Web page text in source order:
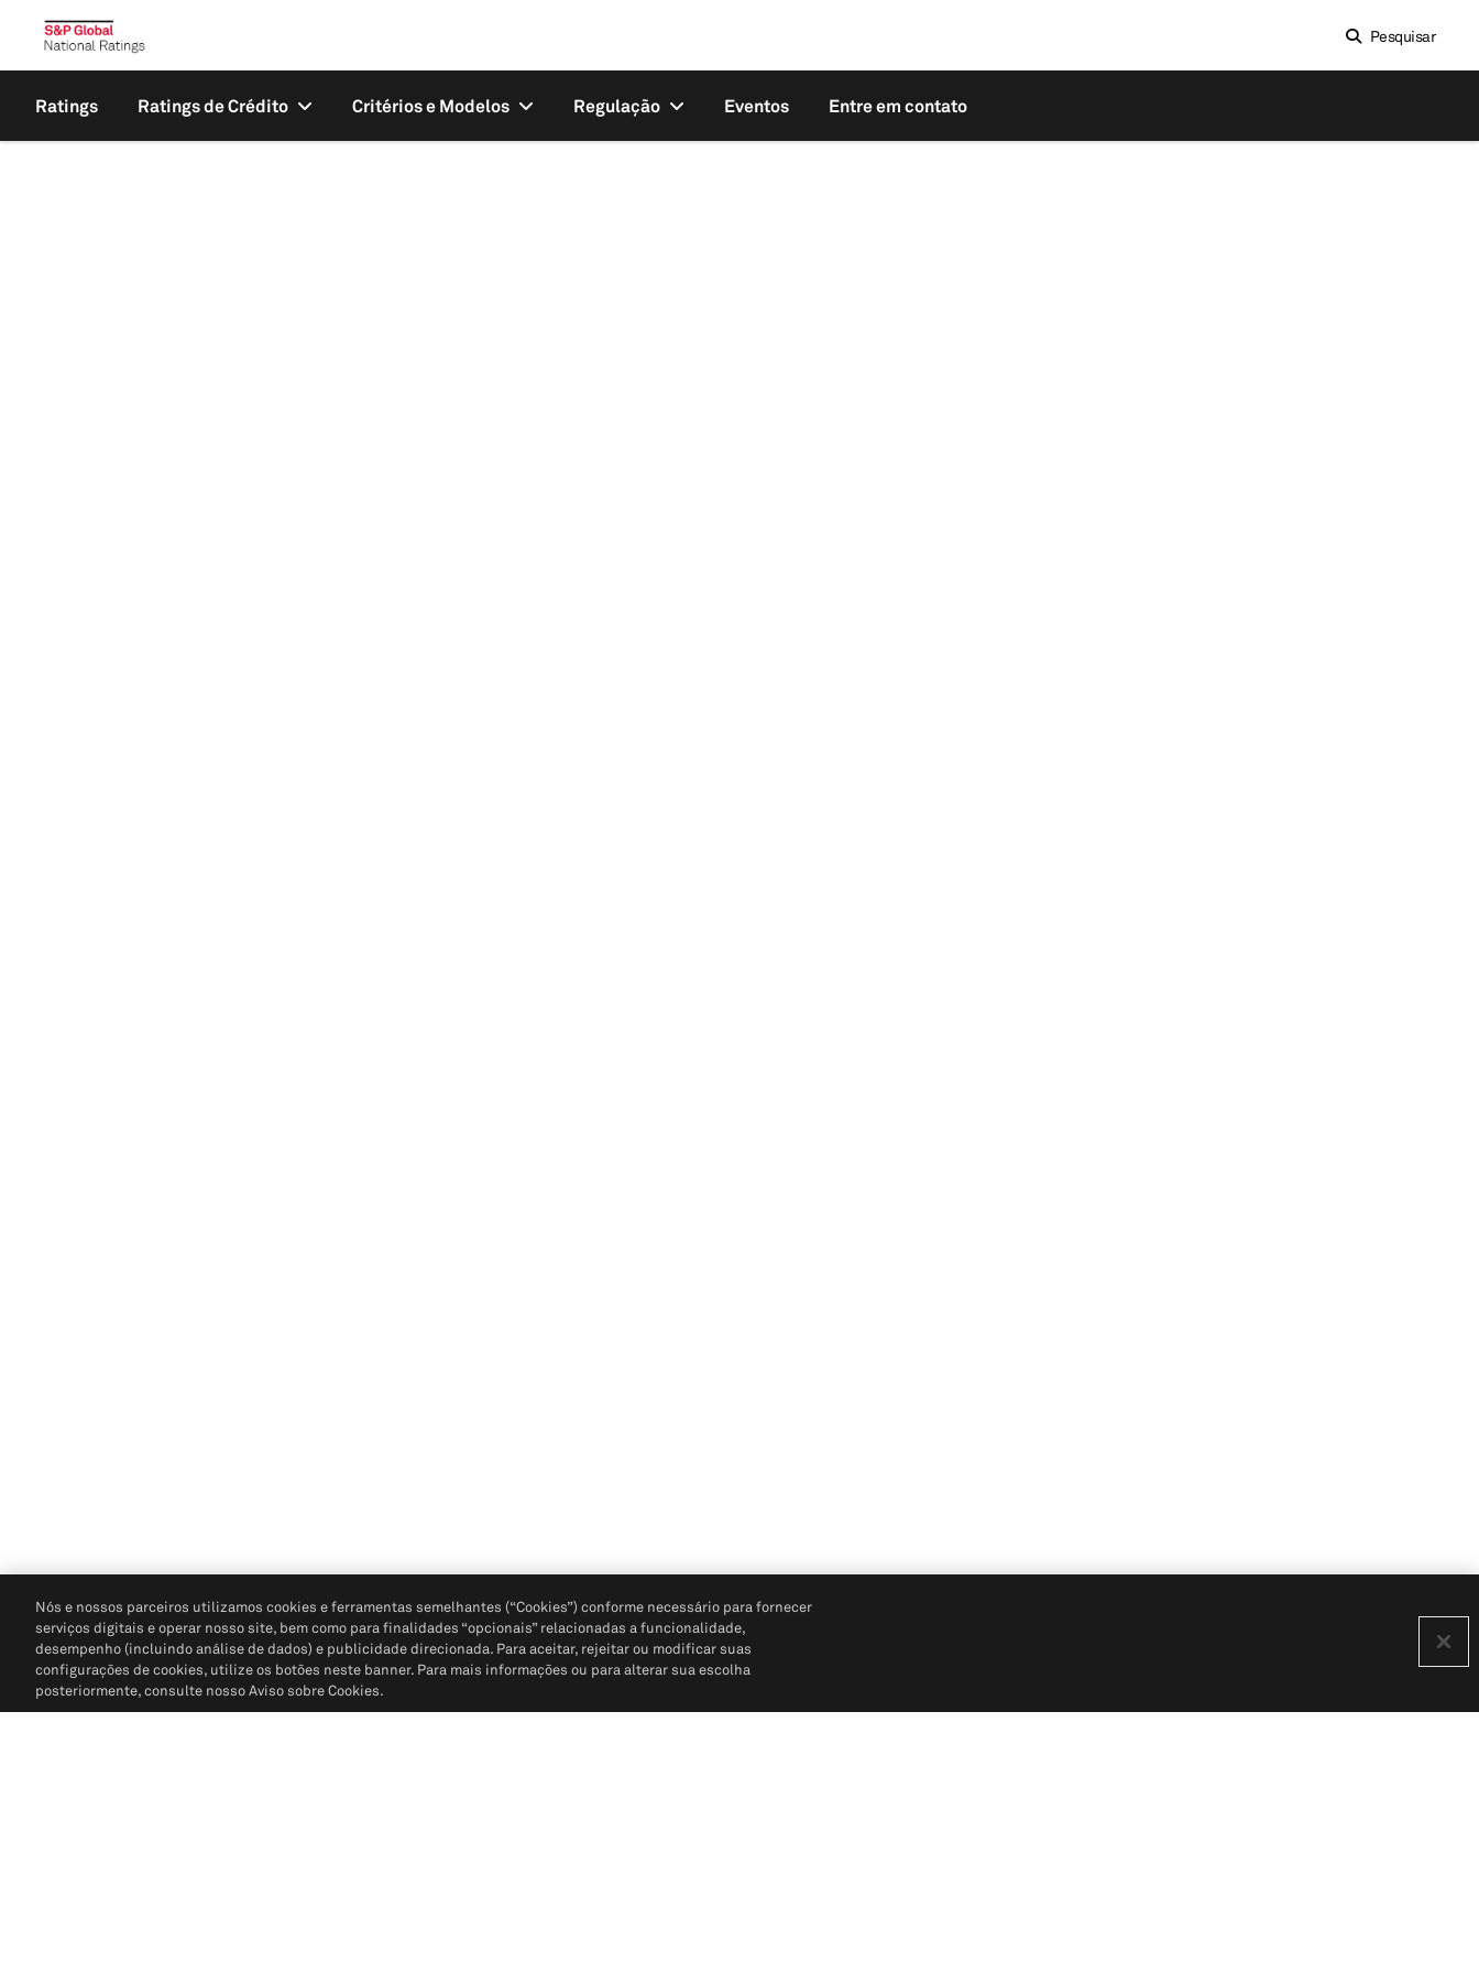
Pesquisar
Ratings Ratings de Crédito Critérios e Modelos Regulação Eventos Entre em contato
Nós e nossos parceiros utilizamos cookies e ferramentas semelhantes (“Cookies”) conforme necessário para fornecer
serviços digitais e operar nosso site, bem como para finalidades “opcionais” relacionadas a funcionalidade,
desempenho (incluindo análise de dados) e publicidade direcionada. Para aceitar, rejeitar ou modificar suas
configurações de cookies, utilize os botões neste banner. Para mais informações ou para alterar sua escolha
posteriormente, consulte nosso Aviso sobre Cookies.